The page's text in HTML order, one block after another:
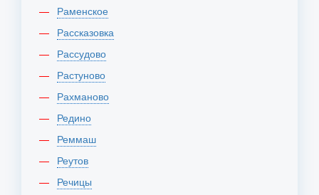
Раменское
Рассказовка
Рассудово
Растуново
Рахманово
Редино
Реммаш
Реутов
Речицы